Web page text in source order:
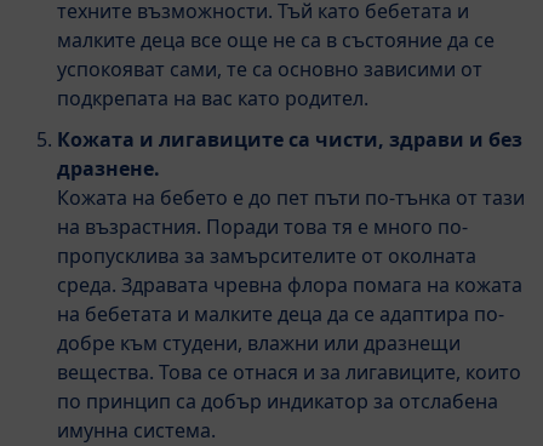
техните възможности. Тъй като бебетата и
малките деца все още не са в състояние да се
успокояват сами, те са основно зависими от
подкрепата на вас като родител.
Кожата и лигавиците са чисти, здрави и без
дразнене.
Кожата на бебето е до пет пъти по-тънка от тази
на възрастния. Поради това тя е много по-
пропусклива за замърсителите от околната
среда. Здравата чревна флора помага на кожата
на бебетата и малките деца да се адаптира по-
добре към студени, влажни или дразнещи
вещества. Това се отнася и за лигавиците, които
по принцип са добър индикатор за отслабена
имунна система.